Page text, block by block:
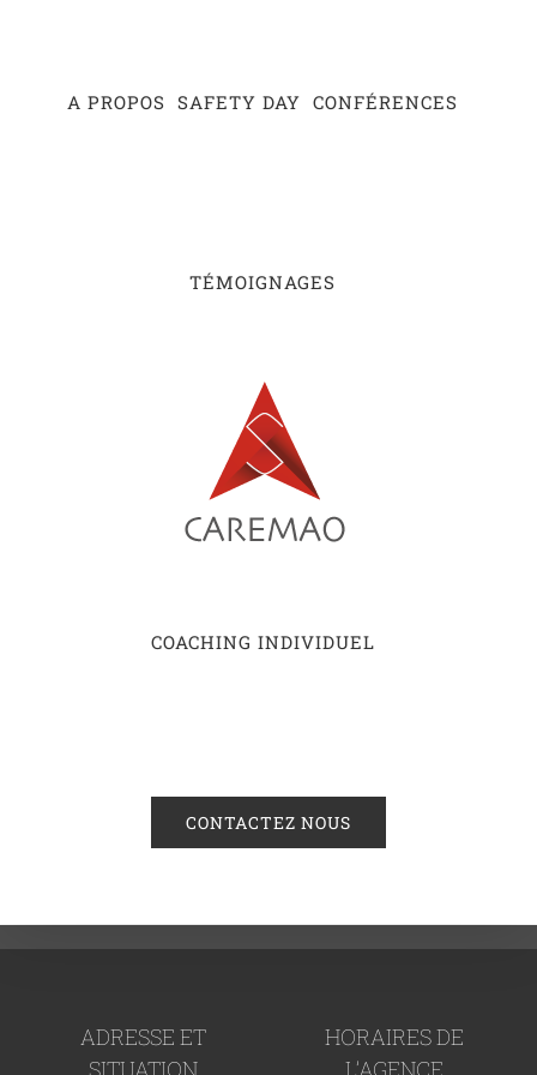
contenuA PROPOS SAFETY DAY CONFÉRENCES
TÉMOIGNAGES
COACHING INDIVIDUEL
CONTACTEZ NOUS
ADRESSE ET
SITUATION
HORAIRES DE
L’AGENCE